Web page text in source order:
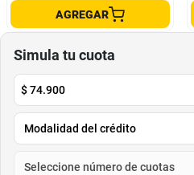
AGREGAR
Simula tu cuota
$74.900